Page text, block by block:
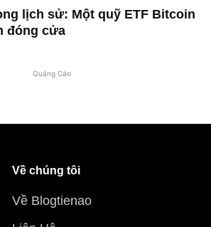
lịch sử: Một quỹ ETF Bitcoin
đóng cửa
Quảng Cáo
Về chúng tôi
Về Blogtienao